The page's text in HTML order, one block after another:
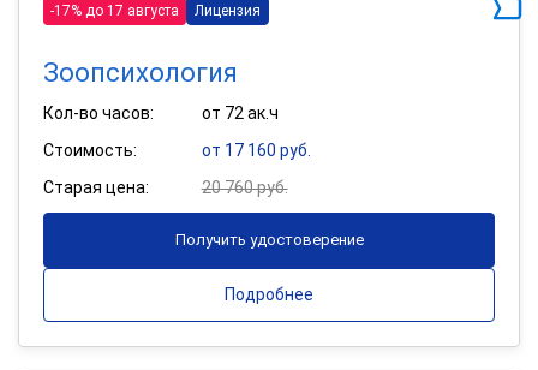
-17% до 17 августа Лицензия
Зоопсихология
Кол-во часов:
от 72 ак.ч
Стоимость:
от 17 160 руб.
Старая цена:
20 760 руб.
Получить удостоверение
Подробнее